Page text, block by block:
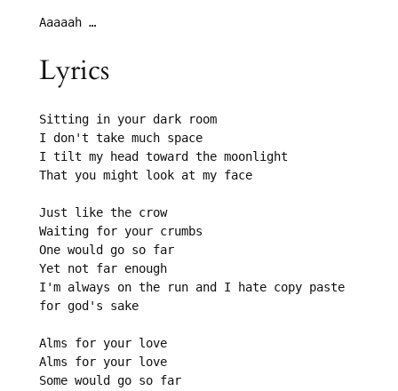
Aaaaah …
Lyrics
Sitting in your dark room
I don't take much space
I tilt my head toward the moonlight
That you might look at my face
Just like the crow
Waiting for your crumbs
One would go so far
Yet not far enough
I'm always on the run and I hate copy paste
for god's sake
Alms for your love
Alms for your love
Some would go so far